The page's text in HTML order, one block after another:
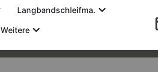
Langbandschleifma.
Weitere